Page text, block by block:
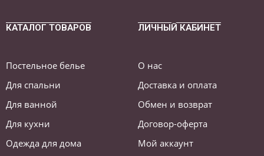
КАТАЛОГ ТОВАРОВ
Постельное белье
Для спальни
Для ванной
Для кухни
Одежда для дома
ЛИЧНЫЙ КАБИНЕТ
О нас
Доставка и оплата
Обмен и возврат
Договор-оферта
Мой аккаунт